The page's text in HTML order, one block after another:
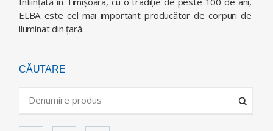
ELBA este cel mai important producător de corpuri de
iluminat din ţară.
CĂUTARE